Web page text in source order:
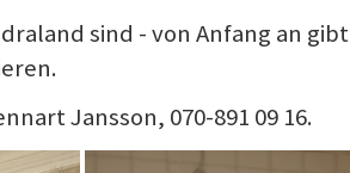
sind - von Anfang an
Jansson, 070-891 09 16.